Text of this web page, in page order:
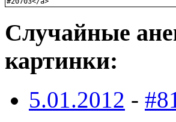
Случайные
картинки:
5.01.2012 -